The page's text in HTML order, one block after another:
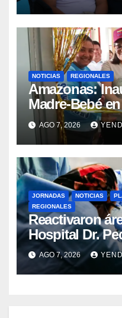
NOTICIAS REGIONALES
​Amazonas:
Madre-Bebé
del
Rincón
AGO 7, 2026
JORNADAS NOTICIAS
REGIONALES
Reactivaron
Hospital Dr.
Guárico
AGO 7, 2026